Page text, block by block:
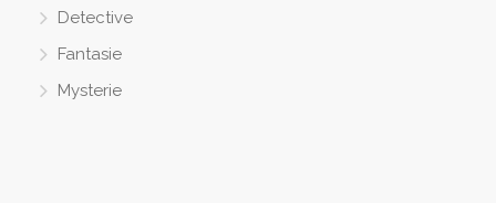
Detective
Fantasie
Mysterie